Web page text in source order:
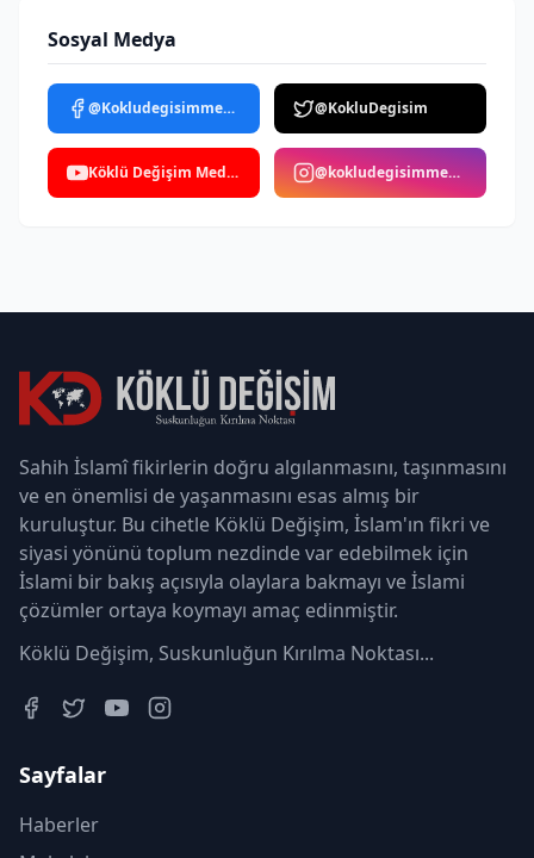
Sosyal Medya
@Kokludegisimmedya @KokluDegisim
Köklü Değişim Medya @kokludegisimmedya
Sahih İslamî fikirlerin doğru algılanmasını, taşınmasını
ve en önemlisi de yaşanmasını esas almış bir
kuruluştur. Bu cihetle Köklü Değişim, İslam'ın fikri ve
siyasi yönünü toplum nezdinde var edebilmek için
İslami bir bakış açısıyla olaylara bakmayı ve İslami
çözümler ortaya koymayı amaç edinmiştir.
Köklü Değişim, Suskunluğun Kırılma Noktası...
Sayfalar
Haberler